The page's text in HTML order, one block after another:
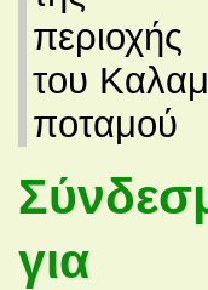
περιοχής
του
ποταμού
για